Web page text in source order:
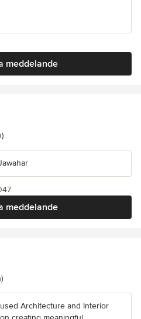
meddelande
5 stjärnor
meddelande
5 stjärnor
Architecture and Interior